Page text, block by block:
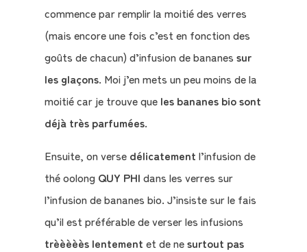
commence par remplir la moitié des verres
(mais encore une fois c’est en fonction des
goûts de chacun) d’infusion de bananes sur
les glaçons. Moi j’en mets un peu moins de la
moitié car je trouve que les bananes bio sont
déjà très parfumées.
Ensuite, on verse délicatement l’infusion de
thé oolong QUY PHI dans les verres sur
l’infusion de bananes bio. J’insiste sur le fais
qu’il est préférable de verser les infusions
trèèèèès lentement et de nesurtout pas